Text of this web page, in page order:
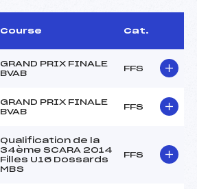
Course Cat.
GRAND PRIX FINALE
BVAB
FFS
GRAND PRIX FINALE
BVAB
FFS
Qualification de la
34ème SCARA 2014
Filles U16 Dossards
MBS
FFS